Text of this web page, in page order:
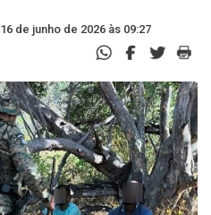
16 de junho de 2026 às 09:27